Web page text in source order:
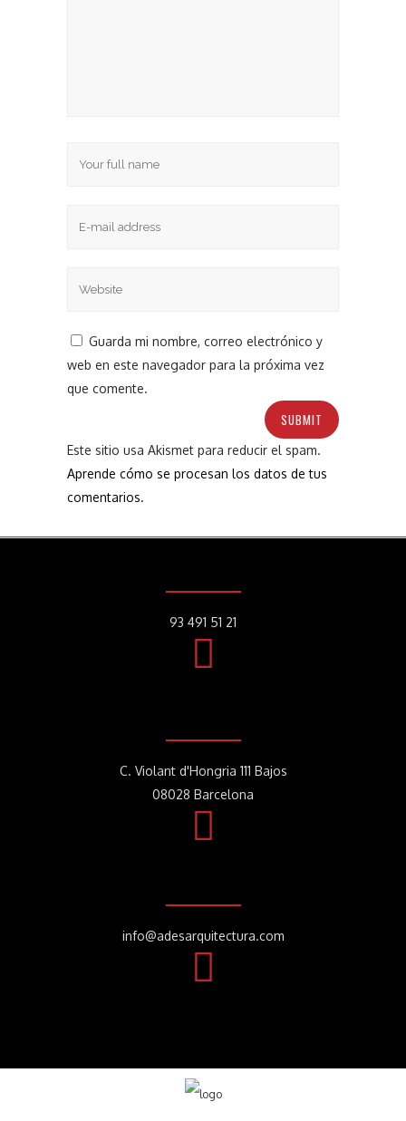
Guarda mi nombre, correo electrónico y
web en este navegador para la próxima vez
que comente.
Este sitio usa Akismet para reducir el spam.
Aprende cómo se procesan los datos de tus
comentarios.
93 491 51 21
C. Violant d'Hongria 111 Bajos
08028 Barcelona
info@adesarquitectura.com